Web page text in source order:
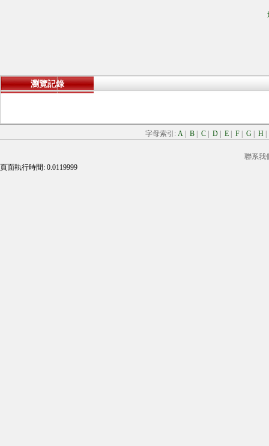
瀏覽記錄
字母索引: A B C D E F G H
聯系我
頁面執行時間: 0.0119999